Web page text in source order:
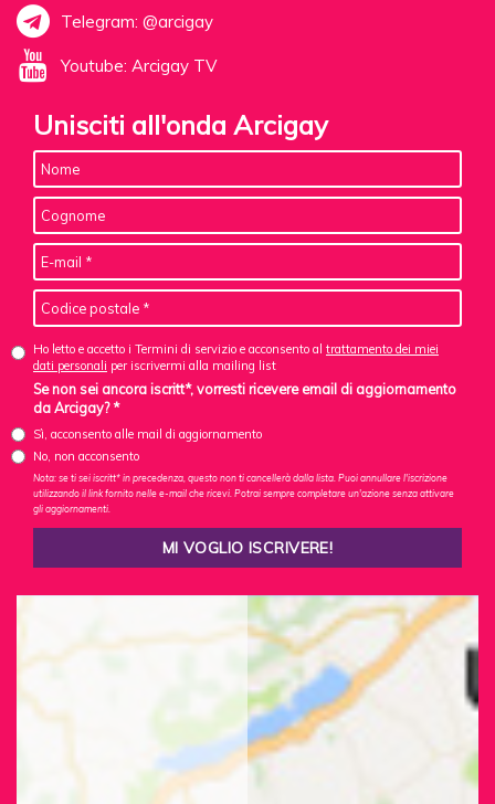
Telegram: @arcigay
Youtube: Arcigay TV
Unisciti all'onda Arcigay
Ho letto e accetto i Termini di servizio e acconsento al trattamento dei miei
dati personali per iscrivermi alla mailing list
Se non sei ancora iscritt*, vorresti ricevere email di aggiornamento
da Arcigay? *
Sì, acconsento alle mail di aggiornamento
No, non acconsento
Nota: se ti sei iscritt* in precedenza, questo non ti cancellerà dalla lista. Puoi annullare l'iscrizione
utilizzando il link fornito nelle e-mail che ricevi. Potrai sempre completare un'azione senza attivare
gli aggiornamenti.